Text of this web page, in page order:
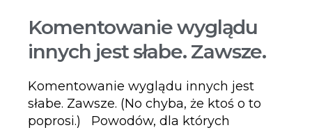
Komentowanie wyglądu
innych jest słabe. Zawsze.
Komentowanie wyglądu innych jest
słabe. Zawsze. (No chyba, że ktoś o to
poprosi.) Powodów, dla których